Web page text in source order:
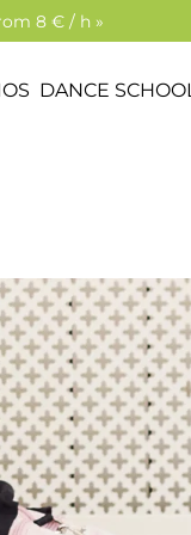
8 € / h »
DANCE SCHOOL